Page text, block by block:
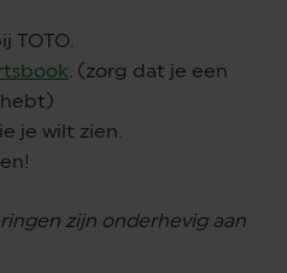
TOTO.
. (zorg dat je een
je wilt zien.
zijn onderhevig aan